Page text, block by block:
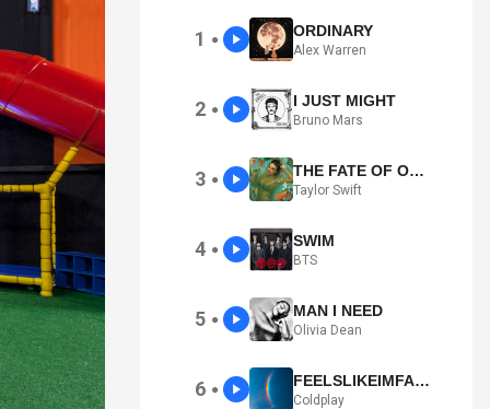
1 ● ORDINARY
Alex Warren
2 ● I JUST MIGHT
Bruno Mars
3 ● THE FATE OF OPHELIA
Taylor Swift
4 ● SWIM
BTS
5 ● MAN I NEED
Olivia Dean
6 ● FEELSLIKEIMFALLINGINLOVE
Coldplay